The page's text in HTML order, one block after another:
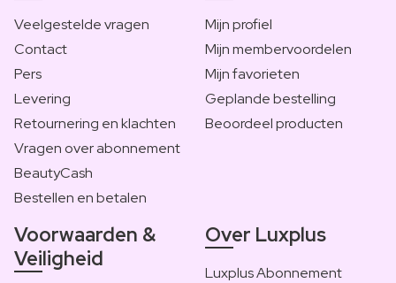
Veelgestelde vragen
Contact
Pers
Levering
Retournering en klachten
Vragen over abonnement
BeautyCash
Bestellen en betalen
Mijn profiel
Mijn membervoordelen
Mijn favorieten
Geplande bestelling
Beoordeel producten
Voorwaarden &
Veiligheid
Over Luxplus
Luxplus Abonnement